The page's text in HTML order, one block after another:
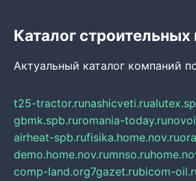
Каталог
Актуальный каталог компаний
t25-tractor.runashicveti.ru
gbmk.spb.ruromania-today.ru
airheat-spb.rufisika.home.nov.ru
demo.home.nov.rumnso.ru
comp-land.org7gazet.rubicom-